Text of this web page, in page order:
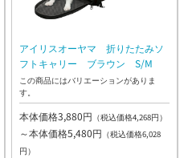
アイリスオーヤマ 折りたたみソ
フトキャリー ブラウン S/M
この商品にはバリエーションがありま
す。
本体価格3,880円 （税込価格4,268円）
～本体価格5,480円 （税込価格6,028
円）